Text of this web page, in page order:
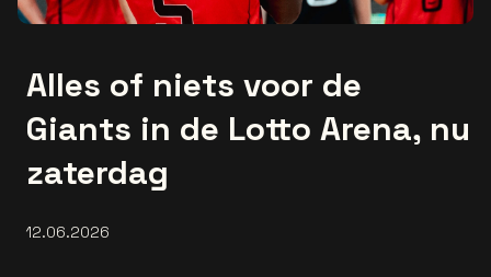
Alles of niets voor de
Giants in de Lotto Arena, nu
zaterdag
12.06.2026